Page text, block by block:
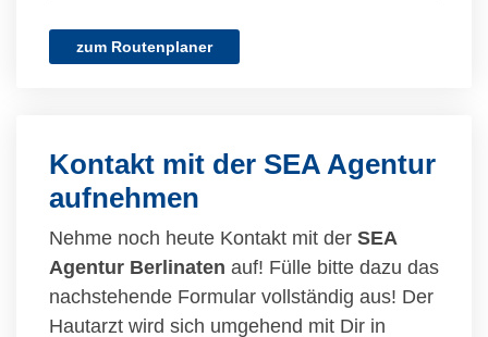
zum Routenplaner
Kontakt mit der SEA Agentur
aufnehmen
Nehme noch heute Kontakt mit der SEA
Agentur Berlinaten auf! Fülle bitte dazu das
nachstehende Formular vollständig aus! Der
Hautarzt wird sich umgehend mit Dir in